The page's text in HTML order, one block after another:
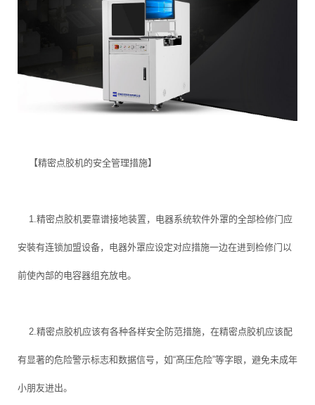
【精密点胶机的安全管理措施】
1.精密点胶机要靠谱接地装置，电器系统软件外罩的全部检修门应
安裝有连锁加盟设备，电器外罩应设定对应措施一边在进到检修门以
前使內部的电容器组充放电。
2.精密点胶机应该有各种各样安全防范措施，在精密点胶机应该配
有显著的危险警示标志和数据信号，如“髙压危险”等字眼，避免未成年
小朋友进出。